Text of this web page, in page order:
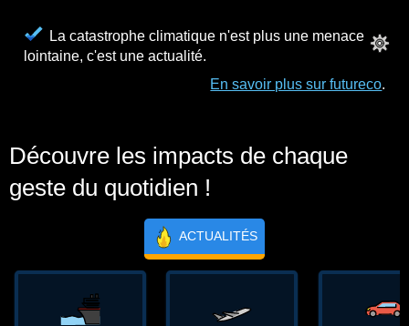
La catastrophe climatique n'est plus une menace
lointaine, c'est une actualité.
En savoir plus sur futureco.
Découvre les impacts de chaque
geste du quotidien !
ACTUALITÉS